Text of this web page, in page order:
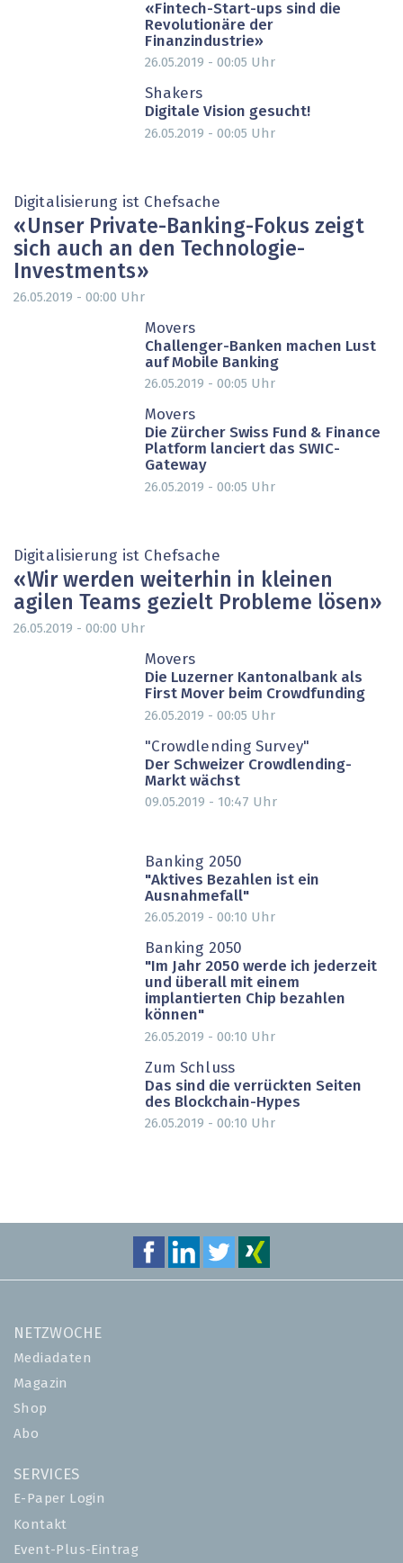
«Fintech-Start-ups sind die
Revolutionäre der
Finanzindustrie»
26.05.2019 - 00:05 Uhr
Shakers
Digitale Vision gesucht!
26.05.2019 - 00:05 Uhr
Digitalisierung ist Chefsache
« Unser Private-Banking-Fokus zeigt
sich auch an den Technologie-
Investments »
26.05.2019 - 00:00 Uhr
Movers
Challenger-Banken machen Lust
auf Mobile Banking
26.05.2019 - 00:05 Uhr
Movers
Die Zürcher Swiss Fund & Finance
Platform lanciert das SWIC-
Gateway
26.05.2019 - 00:05 Uhr
Digitalisierung ist Chefsache
« Wir werden weiterhin in kleinen
agilen Teams gezielt Probleme lösen»
26.05.2019 - 00:00 Uhr
Movers
Die Luzerner Kantonalbank als
First Mover beim Crowdfunding
26.05.2019 - 00:05 Uhr
"Crowdlending Survey"
Der Schweizer Crowdlending-
Markt wächst
09.05.2019 - 10:47 Uhr
Banking 2050
"Aktives Bezahlen ist ein
Ausnahmefall"
26.05.2019 - 00:10 Uhr
Banking 2050
"Im Jahr 2050 werde ich jederzeit
und überall mit einem
implantierten Chip bezahlen
können"
26.05.2019 - 00:10 Uhr
Zum Schluss
Das sind die verrückten Seiten
des Blockchain-Hypes
26.05.2019 - 00:10 Uhr
NETZWOCHE
Mediadaten
Magazin
Shop
Abo
SERVICES
E-Paper Login
Kontakt
Event-Plus-Eintrag